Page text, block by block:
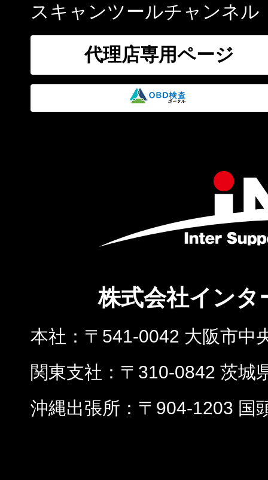
スキャンツールチャンネル
代理店専用ページ
株式会社インタ
本社
〒541-0042 大阪市中
関東支社
〒310-0842 茨城
沖縄出張所
〒904-1203 国